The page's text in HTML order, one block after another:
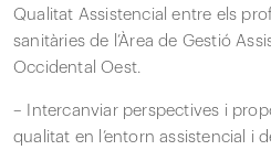
Qualitat Assistencial entre els
sanitàries de l’Àrea de Gestió
Occidental Oest.
– Intercanviar perspectives i
qualitat en l’entorn assistencial i